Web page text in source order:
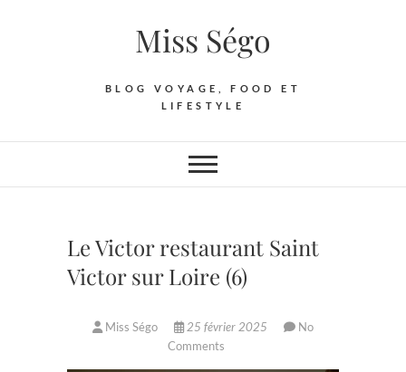
Miss Ségo
BLOG VOYAGE, FOOD ET
LIFESTYLE
Le Victor restaurant Saint
Victor sur Loire (6)
Miss Ségo 25 février 2025
No
Comments